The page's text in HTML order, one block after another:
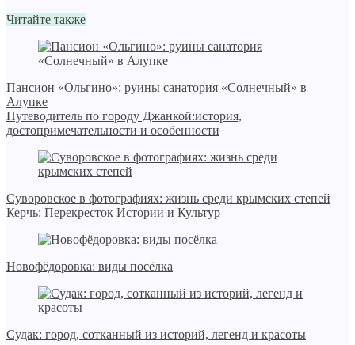
Читайте также
Пансион «Ольгино»: руины санатория «Солнечный» в
Алупке
Путеводитель по городу Джанкой:история,
достопримечательности и особенности
Суворовское в фотографиях: жизнь среди крымских степей
Керчь: Перекресток Истории и Культур
Новофёдоровка: виды посёлка
Судак: город, сотканный из историй, легенд и красоты